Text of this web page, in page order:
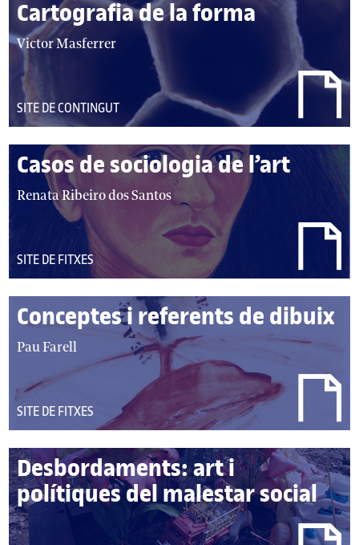
Cartografia de la forma
autor/autors:
Victor Masferrer
DEL
TIPUS:
SITE DE CONTINGUT
Casos de sociologia de l’art
autor/autors:
Renata Ribeiro dos Santos
DEL
TIPUS:
SITE DE FITXES
Conceptes i referents de dibuix
autor/autors:
Pau Farell
DEL
TIPUS:
SITE DE FITXES
Desbordaments: art i
polítiques del malestar social
autor/autors: